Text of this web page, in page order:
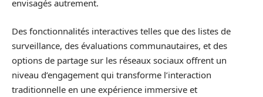
envisagés autrement.
Des fonctionnalités interactives telles que des listes de
surveillance, des évaluations communautaires, et des
options de partage sur les réseaux sociaux offrent un
niveau d’engagement qui transforme l’interaction
traditionnelle en une expérience immersive et